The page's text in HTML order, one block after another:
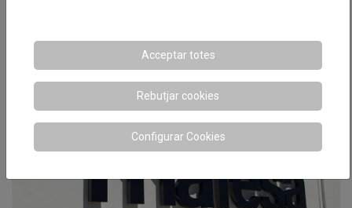
Acceptar totes
Rebutjar cookies
Configurar Cookies